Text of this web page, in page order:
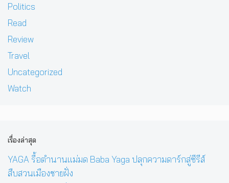
Politics
Read
Review
Travel
Uncategorized
Watch
เรื่องล่าสุด
YAGA รื้อตำนานแม่มด Baba Yaga ปลุกความดาร์กสู่ซีรีส์
สืบสวนเมืองชายฝั่ง